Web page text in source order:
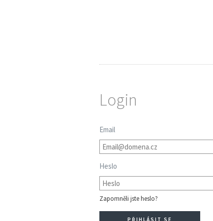
Login
Email
Heslo
Zapomněli jste heslo?